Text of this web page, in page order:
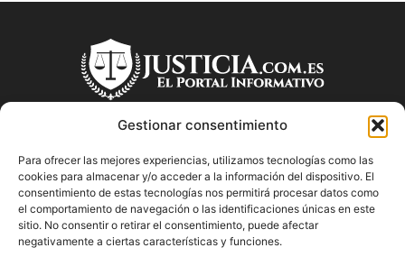
Gestionar consentimiento
Para ofrecer las mejores experiencias, utilizamos tecnologías como las
cookies para almacenar y/o acceder a la información del dispositivo. El
consentimiento de estas tecnologías nos permitirá procesar datos como
el comportamiento de navegación o las identificaciones únicas en este
sitio. No consentir o retirar el consentimiento, puede afectar
negativamente a ciertas características y funciones.
SOBRE NOSOTROS
"Descubre en Justicia.com.es información relevante sobre la
justicia española. Obtén consejos jurídicos, conoce las leyes
y encuentra información útil sobre temas legales en este